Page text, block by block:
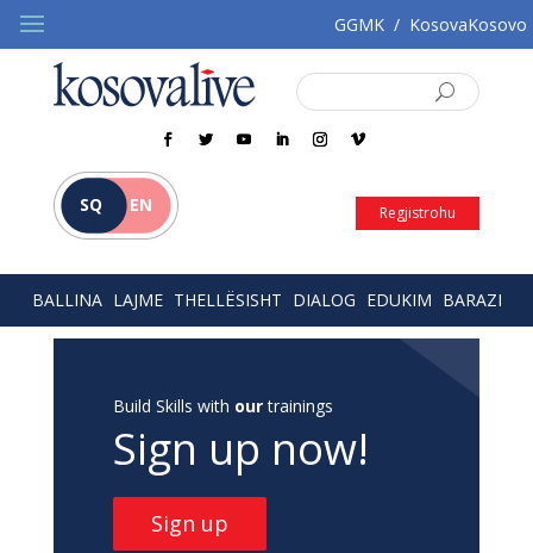
GGMK / KosovaKosovo
SQ EN Regjistrohu
BALLINA LAJME THELLËSISHT DIALOG EDUKIM BARAZI
Build Skills with ourtrainings
Sign up now!
Sign up